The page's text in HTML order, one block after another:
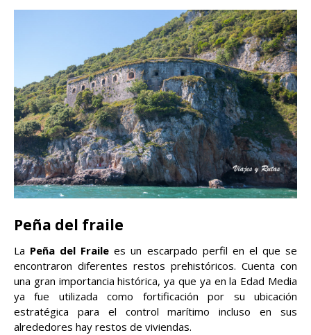
Peña del fraile
La Peña del Fraile es un escarpado perfil en el que se
encontraron diferentes restos prehistóricos. Cuenta con
una gran importancia histórica, ya que ya en la Edad Media
ya fue utilizada como fortificación por su ubicación
estratégica para el control marítimo incluso en sus
alrededores hay restos de viviendas.